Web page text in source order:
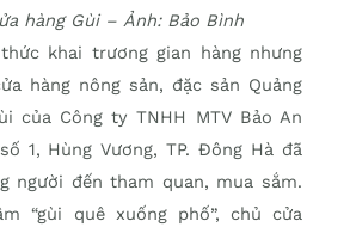
hàng Gùi – Ảnh: Bảo Bình
khai trương gian hàng nhưng
hàng nông sản, đặc sản Quảng
của Công ty TNHH MTV Bảo An
1, Hùng Vương, TP. Đông Hà đã
người đến tham quan, mua sắm.
“gùi quê xuống phố”, chủ cửa